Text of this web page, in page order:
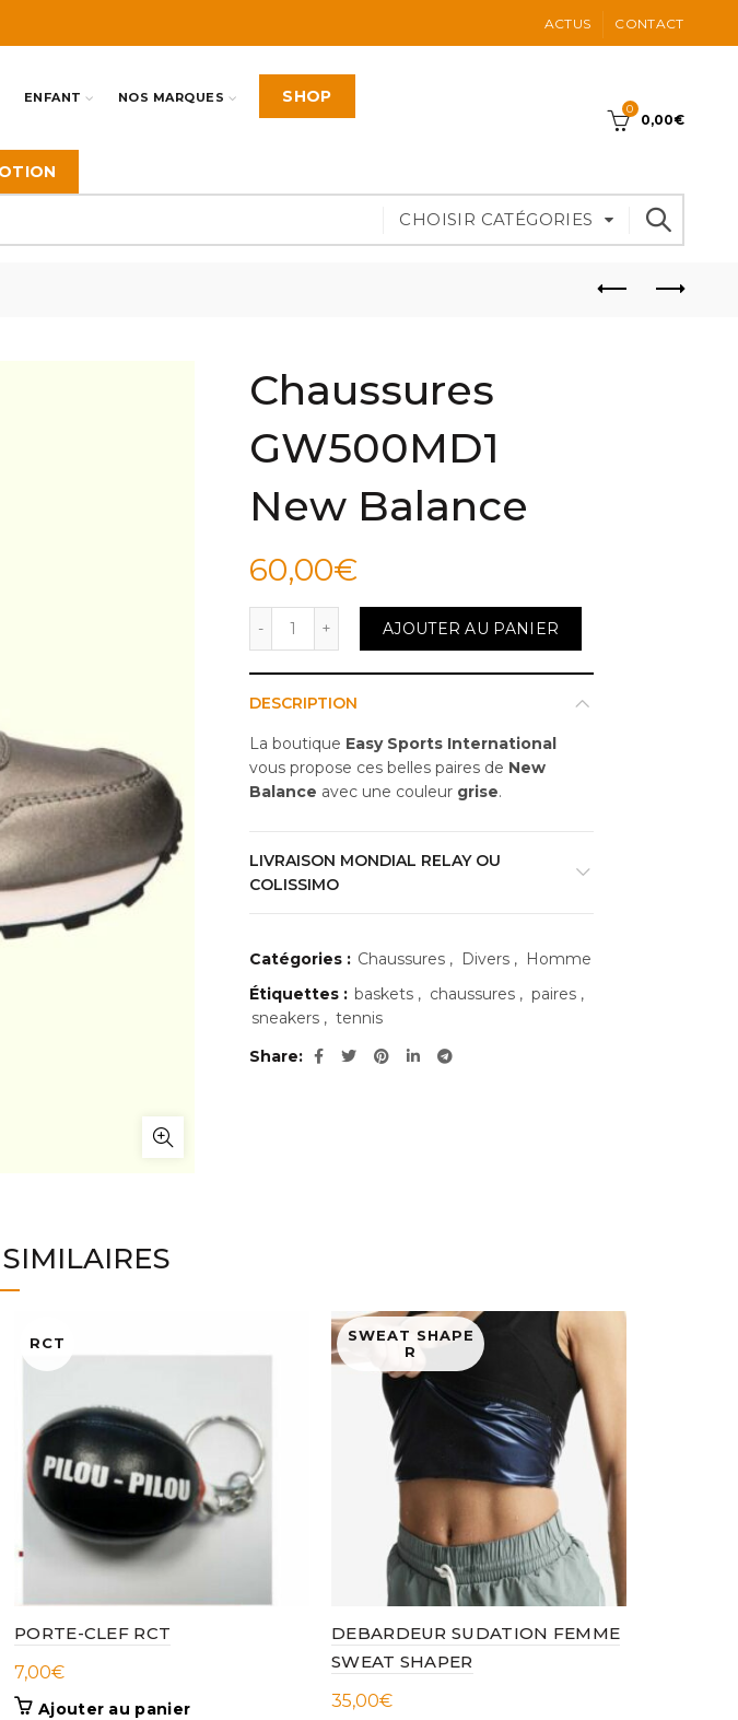
ACTUS CONTACT
ENFANT NOS MARQUES SHOP
0
0,00€
CHOISIR CATÉGORIES
Chaussures
GW500MD1
New Balance
60,00€
quantité de Chaussures GW500MD1 New Balance
AJOUTER AU PANIER
DESCRIPTION
La boutique Easy Sports International
vous propose ces belles paires de New
Balance avec une couleur grise.
LIVRAISON MONDIAL RELAY OU
COLISSIMO
Catégories : Chaussures , Divers , Homme
Étiquettes : baskets , chaussures , paires ,
sneakers , tennis
Share
RCT
PORTE-CLEF RCT
7,00€
Ajouter au panier
SWEAT SHAPE
R
DEBARDEUR SUDATION FEMME
SWEAT SHAPER
35,00€